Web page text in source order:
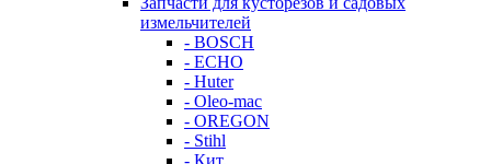
измельчителей
- BOSCH
- ECHO
- Huter
- Oleo-mac
- OREGON
- Stihl
- Кит.